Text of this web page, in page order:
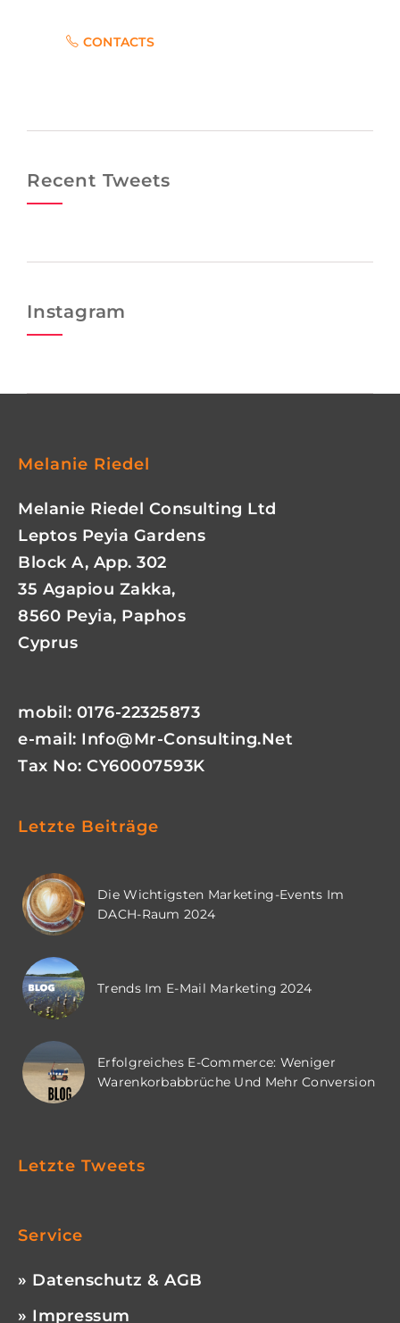
CONTACTS
Recent Tweets
Instagram
Melanie Riedel
Melanie Riedel Consulting Ltd
Leptos Peyia Gardens
Block A, App. 302
35 Agapiou Zakka,
8560 Peyia, Paphos
Cyprus
mobil: 0176-22325873
e-mail: Info@mr-Consulting.net
Tax No: CY60007593K
Letzte Beiträge
Die Wichtigsten Marketing-Events Im
DACH-Raum 2024
Trends Im E-Mail Marketing 2024
Erfolgreiches E-Commerce: Weniger
Warenkorbabbrüche Und Mehr Conversion
Letzte Tweets
Service
» Datenschutz & AGB
» Impressum